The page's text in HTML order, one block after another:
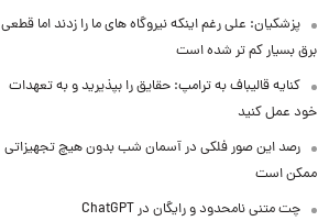
پزشکیان: علی رغم اینکه نیروگاه های ما را زدند اما قطعی
برق بسیار کم تر شده است
کنایه قالیباف به ترامپ: حقایق را بپذیرید و به تعهدات
خود عمل کنید
رصد این صور فلکی در آسمان شب بدون هیچ تجهیزاتی
ممکن است
چت متنی نامحدود و رایگان در ChatGPT